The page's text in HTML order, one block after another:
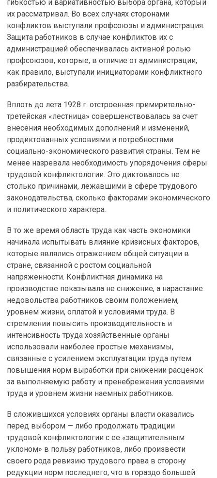
гибкостью и вариативностью выбора органа, который
их рассматривал. Во всех случаях сторонами
конфликтов выступали профсоюзы и администрация.
Защита работников в случае конфликтов их с
администрацией обеспечивалась активной ролью
профсоюзов, которые, в отличие от администрации,
как правило, выступали инициаторами конфликтного
разбирательства.
Вплоть до лета 1928 г. отстроенная примирительно-
третейская «лестница» совершенствовалась за счет
внесения необходимых дополнений и изменений,
продиктованных условиями и потребностями
социально-экономического развития страны. Тем не
менее назревала необходимость упорядочения сферы
трудовой конфликтологии. Это диктовалось не
столько причинами, лежавшими в сфере трудового
законодательства, сколько факторами экономического
и политического характера.
В то же время область труда как часть экономики
начинала испытывать влияние кризисных факторов,
которые являлись отражением общей ситуации в
стране, связанной с ростом социальной
напряженности. Конфликтная динамика на
производстве показывала не снижение, а нарастание
недовольства работников своим положением,
уровнем жизни, оплатой и условиями труда. В
стремлении повысить производительность и
интенсивность труда хозяйственные органы
использовали наиболее простые механизмы,
связанные с усилением эксплуатации труда путем
повышения норм выработки при снижении расценок
за выполняемую работу и пренебрежения условиями
труда и уровнем жизни наемных работников.
В сложившихся условиях органы власти оказались
перед выбором — либо продолжать традиции
трудовой конфликтологии с ее «защитительным
уклоном» в пользу работников, либо произвести
своего рода ревизию трудового права в сторону
редукции норм последнего, что в гораздо большей